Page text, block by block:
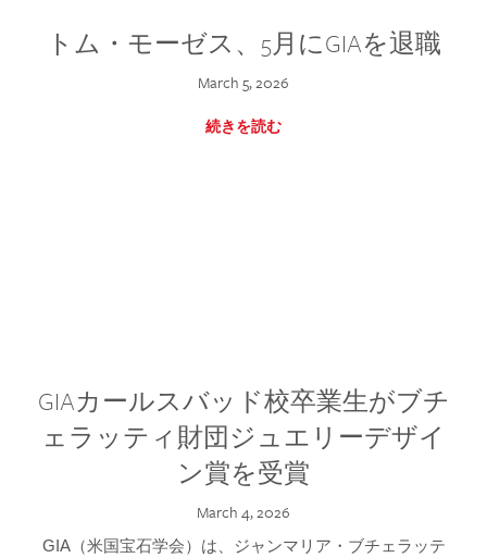
トム・モーゼス、5月にGIAを退職
March 5, 2026
続きを読む
GIAカールスバッド校卒業生がブチ
ェラッティ財団ジュエリーデザイ
ン賞を受賞
March 4, 2026
GIA（米国宝石学会）は、ジャンマリア・ブチェラッテ